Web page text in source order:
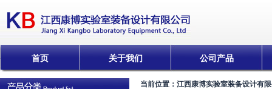
首页 关于我们 公司产品
当前位置： 江西康博实验室装备设计有